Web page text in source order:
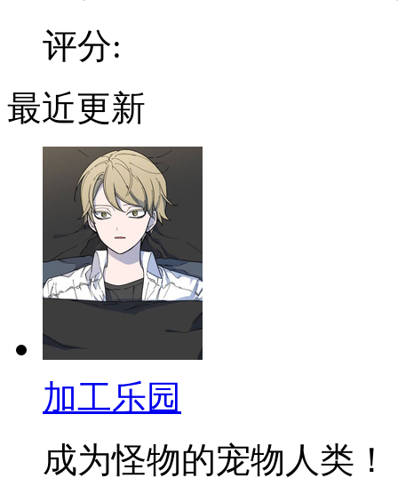
评分:
最近更新
加工乐园
成为怪物的宠物人类！